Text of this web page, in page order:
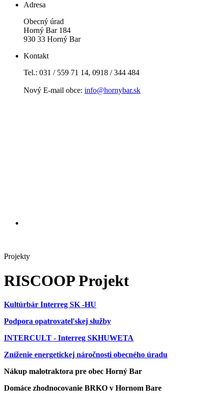
Adresa
Obecný úrad
Horný Bar 184
930 33 Horný Bar
Kontakt
Tel.: 031 / 559 71 14, 0918 / 344 484
Nový E-mail obce: info@hornybar.sk
Projekty
RISCOOP Projekt
Kultúrbár Interreg SK -HU
Podpora opatrovateľskej služby
INTERCULT - Interreg SKHUWETA
Zníženie energetickej náročnosti obecného úradu
Nákup malotraktora pre obec Horný Bar
Domáce zhodnocovanie BRKO v Hornom Bare